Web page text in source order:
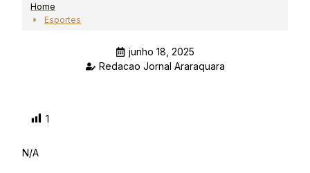
Home
Esportes
junho 18, 2025
Redacao Jornal Araraquara
1
N/A